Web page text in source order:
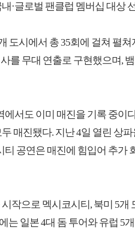
·글로벌 팬클럽 멤버십 대상
도시에서 총 35회에 걸쳐 펼
를 무대 연출로 구현했으며,
서도 이미 매진을 기록 중이
매진됐다. 지난 4일 열린 상
공연은 매진에 힘입어 추가
작으로 멕시코시티, 북미 5개
는 일본 4대 돔 투어와 유럽 5